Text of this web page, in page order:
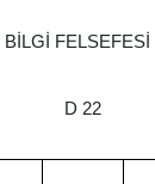
BİLGİ FELSEFESİ
D 22